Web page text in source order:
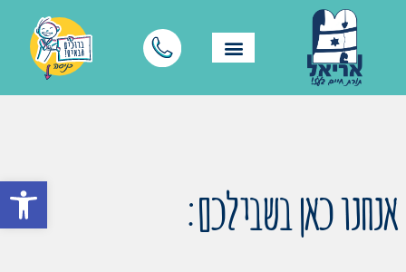
פתח אנחנו כאן בשבילכם: